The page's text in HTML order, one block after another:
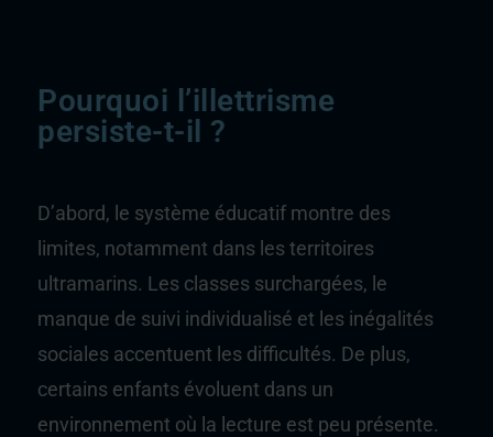
Pourquoi l’illettrisme
persiste-t-il ?
D’abord, le système éducatif montre des
limites, notamment dans les territoires
ultramarins. Les classes surchargées, le
manque de suivi individualisé et les inégalités
sociales accentuent les difficultés. De plus,
certains enfants évoluent dans un
environnement où la lecture est peu présente.